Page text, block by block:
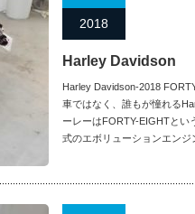
2018
Harley Davidson
Harley Davidson-2018
車ではなく、誰もが憧れる
ーレーはFORTY-EIGHTとい
式のエボリューションエンジ